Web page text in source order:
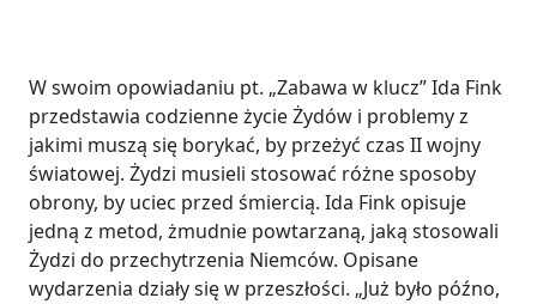
W swoim opowiadaniu pt. „Zabawa w klucz” Ida Fink
przedstawia codzienne życie Żydów i problemy z
jakimi muszą się borykać, by przeżyć czas II wojny
światowej. Żydzi musieli stosować różne sposoby
obrony, by uciec przed śmiercią. Ida Fink opisuje
jedną z metod, żmudnie powtarzaną, jaką stosowali
Żydzi do przechytrzenia Niemców. Opisane
wydarzenia działy się w przeszłości. „Już było późno,